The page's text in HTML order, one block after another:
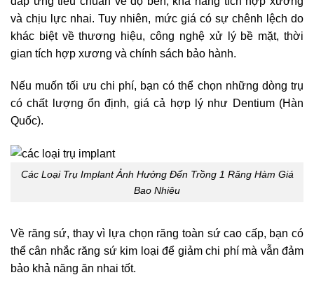
và chịu lực nhai. Tuy nhiên, mức giá có sự chênh lệch do
khác biệt về thương hiệu, công nghệ xử lý bề mặt, thời
gian tích hợp xương và chính sách bảo hành.
Nếu muốn tối ưu chi phí, bạn có thể chọn những dòng trụ
có chất lượng ổn định, giá cả hợp lý như Dentium (Hàn
Quốc).
Các Loại Trụ Implant Ảnh Hưởng Đến Trồng 1 Răng Hàm Giá
Bao Nhiêu
Về răng sứ, thay vì lựa chọn răng toàn sứ cao cấp, bạn có
thể cân nhắc răng sứ kim loại để giảm chi phí mà vẫn đảm
bảo khả năng ăn nhai tốt.